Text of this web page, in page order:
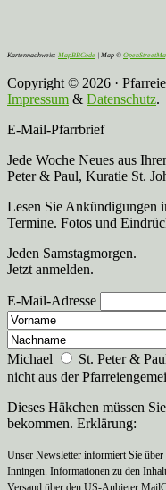
Kartennachweis: MapBBCode | Map ©
Copyright © 2026 ·
Impressum & Datenschutz.
E-Mail-Pfarrbrief
Jede Woche Neues aus
Peter & Paul, Kuratie St.
Lesen Sie Ankündigungen
Termine. Fotos und
Jeden Samstagmorgen.
Jetzt anmelden.
E-Mail-Adresse
Michael
St. Peter &
nicht aus der
Dieses Häkchen müssen
bekommen. Erklärung:
Unser Newsletter informiert Sie
Inningen. Informationen zu den
Versand über den US-Anbieter